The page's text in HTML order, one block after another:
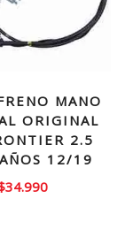
MANO
ORIGINAL
2.5
12/19
34.990